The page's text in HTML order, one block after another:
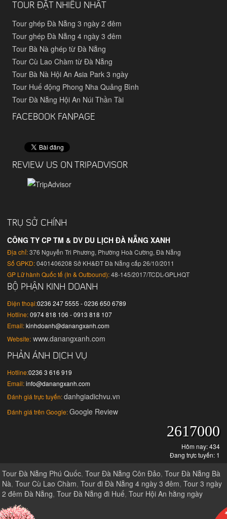
TOUR ĐẶT NHIỀU NHẤT
Tour ghép Đà Nẵng 3 ngày 2 đêm
Tour ghép Đà Nẵng 4 ngày 3 đêm
Tour Bà Nà ghép từ Đà Nẵng
Tour Cù Lao Chàm từ Đà Nẵng
Tour Bà Nà Hội An Asia Park 3 ngày
Tour Huế động Phong Nha Quảng Bình
Tour Đà Nẵng Hội An Núi Thần Tài
FACEBOOK FANPAGE
REVIEW US ON TRIPADVISOR
TRỤ SỞ CHÍNH
CÔNG TY CP TM & DV DU LỊCH ĐÀ NẴNG XANH
Địa chỉ:376 Nguyễn Tri Phương, Phường Hoà Cường, Đà Nẵng
Số GPKD:0401406208 Sở KH&ĐT Đà Nẵng cấp 26/10/2011
GP Lữ hành Quốc tế (In & Outbound):48-145/2017/TCDL-GPLHQT
BỘ PHẬN KINH DOANH
Điện thoại:0236 247 5555 - 0236 650 6789
Hotline: 0974 818 106 - 0913 818 107
Email: kinhdoanh@danangxanh.com
Website: www.danangxanh.com
PHẢN ÁNH DỊCH VỤ
Hotline:0236 3 616 919
Email: info@danangxanh.com
Đánh giá trực tuyến:danhgiadichvu.vn
Đánh giá trên Google: Google Review
2617000
Hôm nay: 434
Đang trực tuyến: 1
Tour Đà Nẵng Phú Quốc,Tour Đà Nẵng Côn Đảo,Tour Đà Nẵng Bà
Nà,Tour Cù Lao Chàm,Tour đi Đà Nẵng 4 ngày 3 đêm,Tour 3 ngày
2 đêm Đà Nẵng,Tour Đà Nẵng đi Huế,Tour Hội An hằng ngày